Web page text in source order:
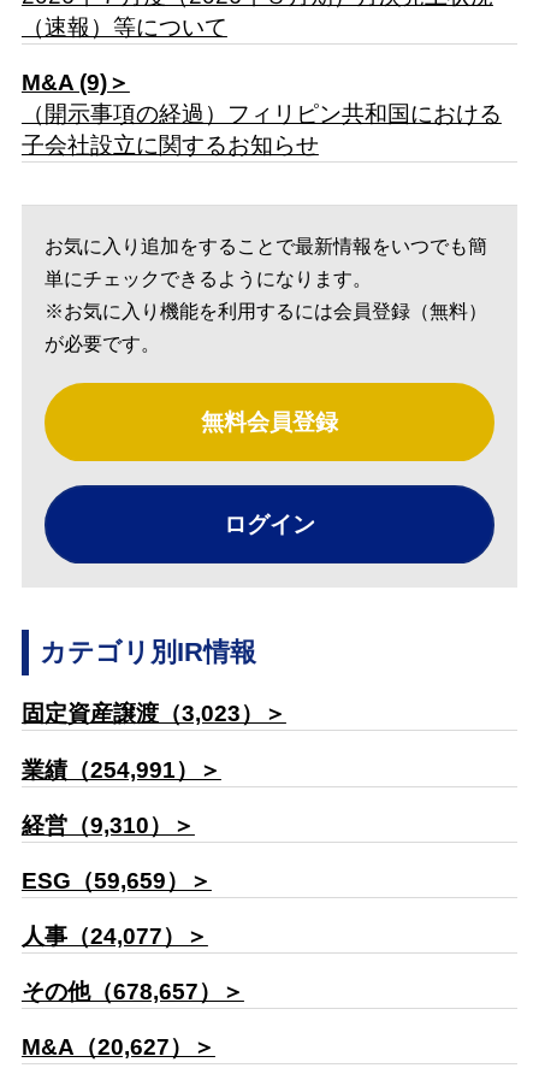
（速報）等について
M&A (9)＞
（開示事項の経過）フィリピン共和国における
子会社設立に関するお知らせ
お気に入り追加をすることで最新情報をいつでも簡
単にチェックできるようになります。
※お気に入り機能を利用するには会員登録（無料）
が必要です。
無料会員登録
ログイン
カテゴリ別IR情報
固定資産譲渡（3,023）＞
業績（254,991）＞
経営（9,310）＞
ESG（59,659）＞
人事（24,077）＞
その他（678,657）＞
M&A（20,627）＞